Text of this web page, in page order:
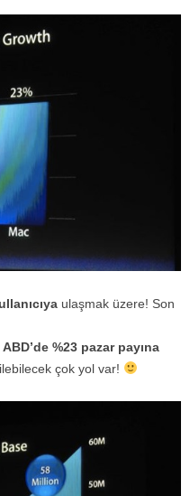
ulaşmak üzere! Son
ABD’de %23 pazar payına
çok yol var!